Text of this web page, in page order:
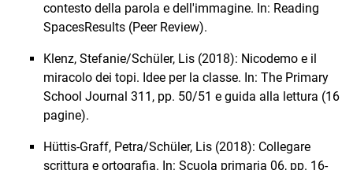
contesto della parola e dell'immagine. In: Reading
SpacesResults (Peer Review).
Klenz, Stefanie/Schüler, Lis (2018): Nicodemo e il
miracolo dei topi. Idee per la classe. In: The Primary
School Journal 311, pp. 50/51 e guida alla lettura (16
pagine).
Hüttis-Graff, Petra/Schüler, Lis (2018): Collegare
scrittura e ortografia. In: Scuola primaria 06, pp. 16-